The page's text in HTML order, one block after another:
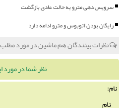
سرویس دهی مترو به حالت عادی بازگشت
رایگان بودن اتوبوس و مترو ادامه دارد
نظرات بینندگان هم ماشین در مورد مطلب
نظر شما در مورد
نام: